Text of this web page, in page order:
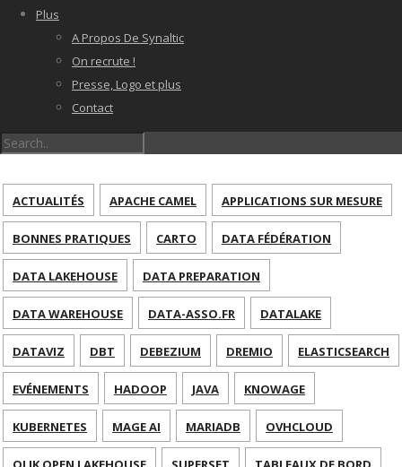
Plus
A Propos De Synaltic
On recrute !
Presse, Logo et plus
Contact
ACTUALITÉS APACHE CAMEL APPLICATIONS SUR MESURE
BONNES PRATIQUES CARTO DATA FÉDÉRATION
DATA LAKEHOUSE DATA PREPARATION
DATA WAREHOUSE DATA-ASSO.FR DATALAKE
DATAVIZ DBT DEBEZIUM DREMIO ELASTICSEARCH
EVÉNEMENTS HADOOP JAVA KNOWAGE
KUBERNETES MAGE AI MARIADB OVHCLOUD